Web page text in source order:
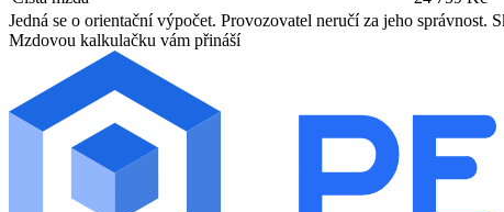
Jedná se o orientační výpočet. Provozovatel neručí za jeho správnost.
Mzdovou kalkulačku vám přináší